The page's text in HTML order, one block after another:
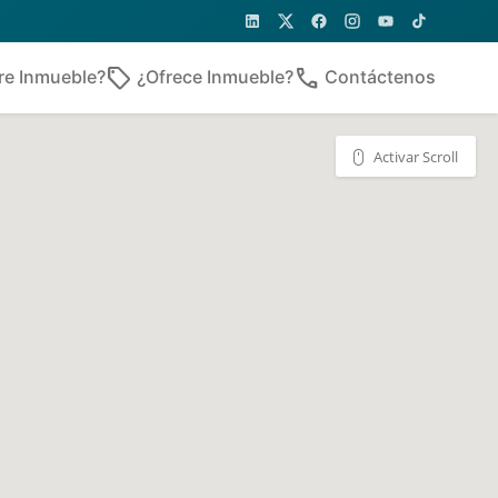
Inmueble?sell ¿Ofrece Inmueble?phone Contáctenos
Activar Scroll